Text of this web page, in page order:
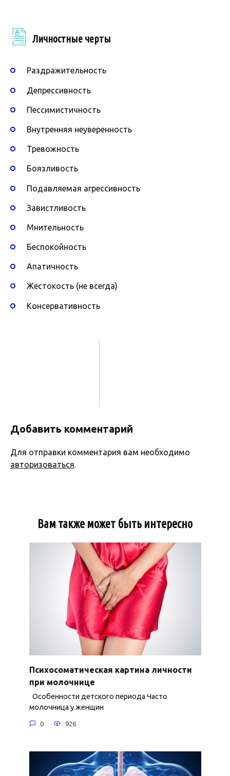
Личностные черты
Раздражительность
Депрессивность
Пессимистичность
Внутренняя неуверенность
Тревожность
Боязливость
Подавляемая агрессивность
Завистливость
Мнительность
Беспокойность
Апатичность
Жестокость (не всегда)
Консервативность
Добавить комментарий
Для отправки комментария вам необходимо
авторизоваться.
Вам также может быть интересно
Психосоматическая картина личности
при молочнице
Особенности детского периода Часто
молочница у женщин
0 926